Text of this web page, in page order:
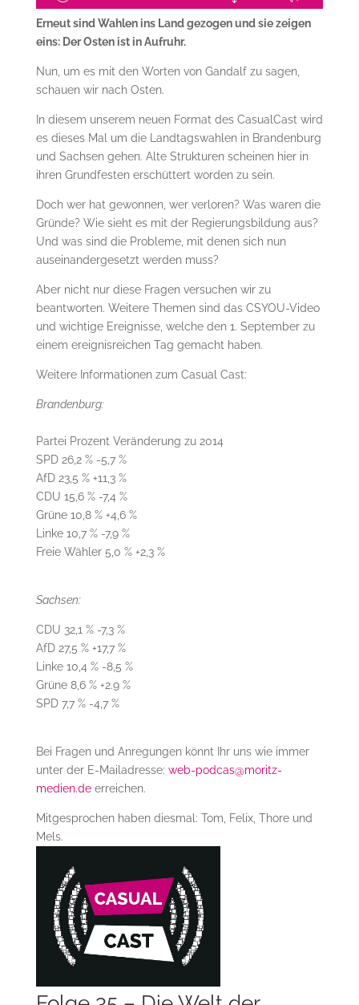
Erneut sind Wahlen ins Land gezogen und sie zeigen
eins: Der Osten ist in Aufruhr.
Nun, um es mit den Worten von Gandalf zu sagen,
schauen wir nach Osten.
In diesem unserem neuen Format des CasualCast wird
es dieses Mal um die Landtagswahlen in Brandenburg
und Sachsen gehen. Alte Strukturen scheinen hier in
ihren Grundfesten erschüttert worden zu sein.
Doch wer hat gewonnen, wer verloren? Was waren die
Gründe? Wie sieht es mit der Regierungsbildung aus?
Und was sind die Probleme, mit denen sich nun
auseinandergesetzt werden muss?
Aber nicht nur diese Fragen versuchen wir zu
beantworten. Weitere Themen sind das CSYOU-Video
und wichtige Ereignisse, welche den 1. September zu
einem ereignisreichen Tag gemacht haben.
Weitere Informationen zum Casual Cast:
Brandenburg:
Partei Prozent Veränderung zu 2014
SPD 26,2 % -5,7 %
AfD 23,5 % +11,3 %
CDU 15,6 % -7,4 %
Grüne 10,8 % +4,6 %
Linke 10,7 % -7,9 %
Freie Wähler 5,0 % +2,3 %
Sachsen:
CDU 32,1 % -7,3 %
AfD 27,5 % +17,7 %
Linke 10,4 % -8,5 %
Grüne 8,6 % +2.9 %
SPD 7,7 % -4,7 %
Bei Fragen und Anregungen könnt Ihr uns wie immer
unter der E-Mailadresse: web-podcas@moritz-
medien.deerreichen.
Mitgesprochen haben diesmal: Tom, Felix, Thore und
Mels.